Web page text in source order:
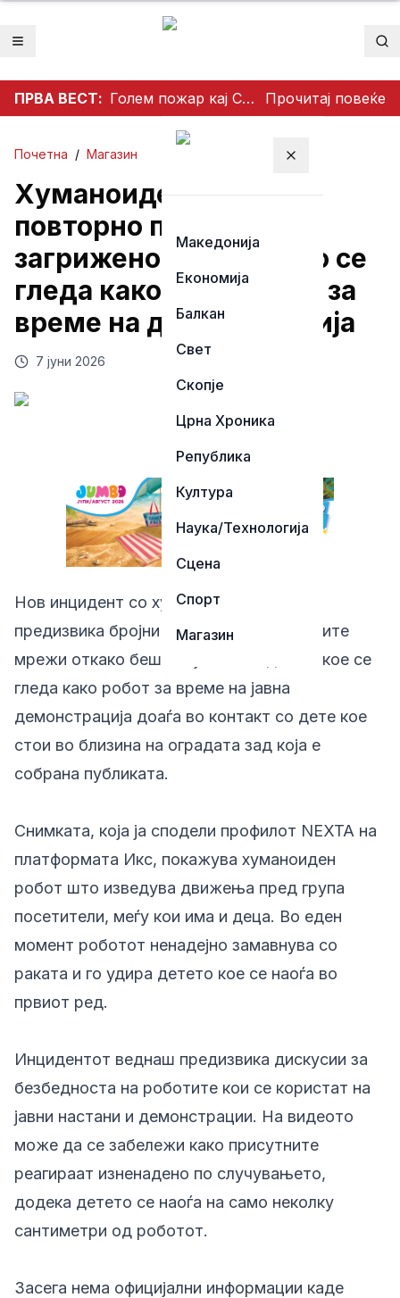
Отвори мени
ПРВА ВЕСТ: Голем пожар кај Сопиште: Три „ер трактори“ се вклучија во гаснењето, гори нискостеблеста шума Прочитај повеќе
Затвори мени
Македонија
Економија
Балкан
Свет
Скопје
Црна Хроника
Република
Култура
Наука/Технологија
Сцена
Спорт
Магазин
Почетна / Магазин
Хуманоиден робот
повторно предизвика
загриженост: На видео се
гледа како удира дете за
време на демонстрација
7 јуни 2026
Нов инцидент со хуманоиден робот
предизвика бројни реакции на социјалните
мрежи откако беше објавено видео на кое се
гледа како робот за време на јавна
демонстрација доаѓа во контакт со дете кое
стои во близина на оградата зад која е
собрана публиката.
Снимката, која ја сподели профилот NEXTA на
платформата Икс, покажува хуманоиден
робот што изведува движења пред група
посетители, меѓу кои има и деца. Во еден
момент роботот ненадејно замавнува со
раката и го удира детето кое се наоѓа во
првиот ред.
Инцидентот веднаш предизвика дискусии за
безбедноста на роботите кои се користат на
јавни настани и демонстрации. На видеото
може да се забележи како присутните
реагираат изненадено по случувањето,
додека детето се наоѓа на само неколку
сантиметри од роботот.
Засега нема официјални информации каде